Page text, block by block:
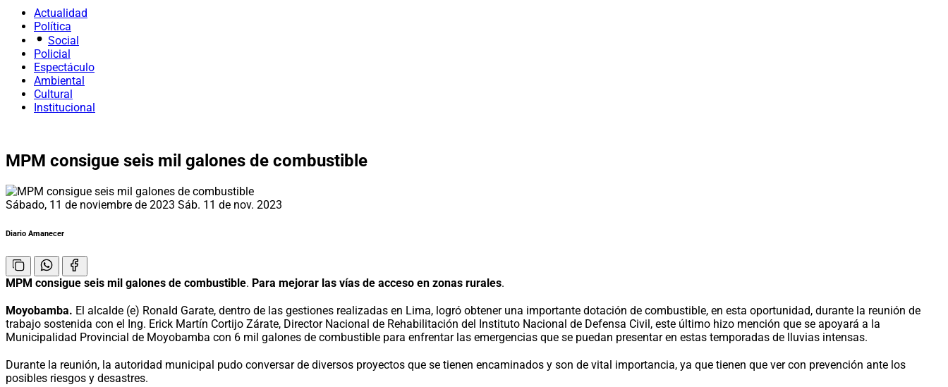
Actualidad
Política
Social
Policial
Espectáculo
Ambiental
Cultural
Institucional
MPM consigue seis mil galones de combustible
Sábado, 11 de noviembre de 2023 Sáb. 11 de nov. 2023
Diario Amanecer
MPM consigue seis mil galones de combustible. Para mejorar las vías de acceso en zonas rurales.
Moyobamba. El alcalde (e) Ronald Garate, dentro de las gestiones realizadas en Lima, logró obtener una importante dotación de combustible, en esta oportunidad, durante la reunión de
trabajo sostenida con el Ing. Erick Martín Cortijo Zárate, Director Nacional de Rehabilitación del Instituto Nacional de Defensa Civil, este último hizo mención que se apoyará a la
Municipalidad Provincial de Moyobamba con 6 mil galones de combustible para enfrentar las emergencias que se puedan presentar en estas temporadas de lluvias intensas.
Durante la reunión, la autoridad municipal pudo conversar de diversos proyectos que se tienen encaminados y son de vital importancia, ya que tienen que ver con prevención ante los
posibles riesgos y desastres.